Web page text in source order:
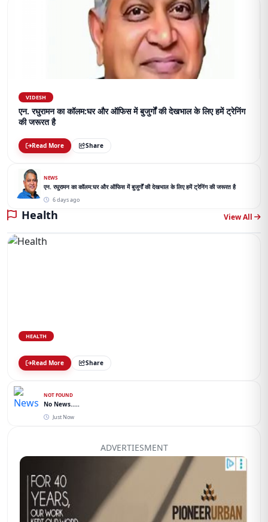
VIDESH
एन. रघुरामन का कॉलम:घर और ऑफिस में बुजुर्गों की देखभाल के लिए हमें ट्रेनिंग
की जरूरत है
Read More Share
NEWS
एन. रघुरामन का कॉलम:घर और ऑफिस में बुजुर्गों की देखभाल के लिए हमें ट्रेनिंग की जरूरत है
6 days ago
Health View All
HEALTH
Read More Share
NOT FOUND
No News.....
Just Now
ADVERTIESMENT